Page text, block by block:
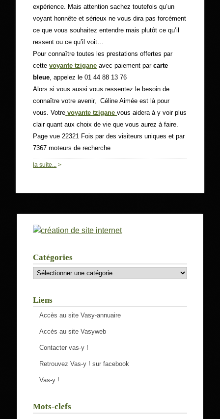
expérience. Mais attention sachez toutefois qu’un
voyant honnête et sérieux ne vous dira pas forcément
ce que vous souhaitez entendre mais plutôt ce qu’il
ressent ou ce qu’il voit…
Pour connaître toutes les prestations offertes par
cettevoyante tzigane avec paiement parcarte
bleue, appelez le 01 44 88 13 76
Alors si vous aussi vous ressentez le besoin de
connaître votre avenir, Céline Aimée est là pour
vous. Votre voyante tziganevous aidera à y voir plus
clair quant aux choix de vie que vous aurez à faire.
Page vue 22321 Fois par des visiteurs uniques et par
7367 moteurs de recherche
la suite... >
Catégories
Catégories
Liens
Accès au site Vasy-annuaire
Accès au site Vasyweb
Contacter vas-y !
Retrouvez Vas-y ! sur facebook
Vas-y !
Mots-clefs